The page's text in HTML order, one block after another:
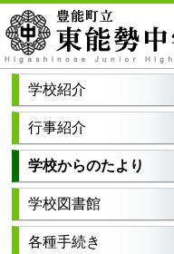
学校紹介
行事紹介
学校からのたより
学校図書館
各種手続き